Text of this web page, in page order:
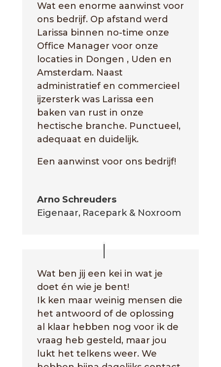
Wat een enorme aanwinst voor
ons bedrijf. Op afstand werd
Larissa binnen no-time onze
Office Manager voor onze
locaties in Dongen , Uden en
Amsterdam. Naast
administratief en commercieel
ijzersterk was Larissa een
baken van rust in onze
hectische branche. Punctueel,
adequaat en duidelijk.
Een aanwinst voor ons bedrijf!
Arno Schreuders
Eigenaar, Racepark & Noxroom
Wat ben jij een kei in wat je
doet én wie je bent!
Ik ken maar weinig mensen die
het antwoord of de oplossing
al klaar hebben nog voor ik de
vraag heb gesteld, maar jou
lukt het telkens weer. We